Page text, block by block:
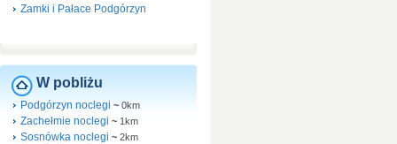
Zamki i Pałace Podgórzyn
W pobliżu
Podgórzyn noclegi ~ 0km
Zachełmie noclegi ~ 1km
Sosnówka noclegi ~ 2km